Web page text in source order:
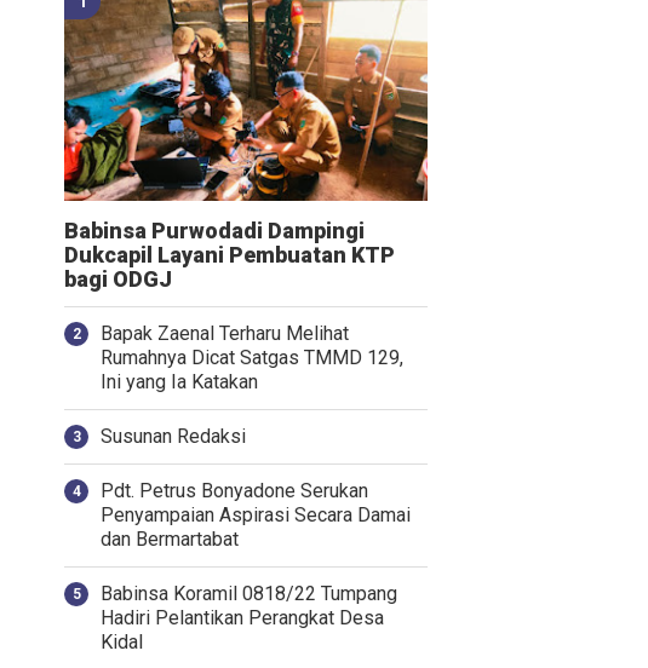
Babinsa Purwodadi Dampingi
Dukcapil Layani Pembuatan KTP
bagi ODGJ
Bapak Zaenal Terharu Melihat
Rumahnya Dicat Satgas TMMD 129,
Ini yang Ia Katakan
Susunan Redaksi
Pdt. Petrus Bonyadone Serukan
Penyampaian Aspirasi Secara Damai
dan Bermartabat
Babinsa Koramil 0818/22 Tumpang
Hadiri Pelantikan Perangkat Desa
Kidal